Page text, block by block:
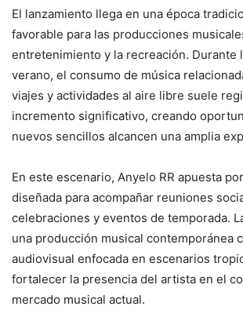
El lanzamiento llega en una época
favorable para las producciones
entretenimiento y la recreación. Durante
verano, el consumo de música
viajes y actividades al aire libre suele
incremento significativo, creando
nuevos sencillos alcancen una amplia
En este escenario, Anyelo RR apuesta
diseñada para acompañar reuniones
celebraciones y eventos de temporada.
una producción musical contemporánea
audiovisual enfocada en escenarios
fortalecer la presencia del artista en el
mercado musical actual.